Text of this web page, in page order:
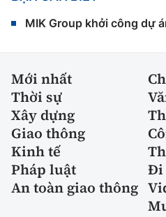
MIK Group khởi công dự
Mới nhất
Thời sự
Xây dựng
Giao thông
Kinh tế
Pháp luật
Đi
An toàn giao thông